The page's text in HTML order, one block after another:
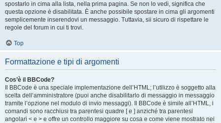
spostarlo in cima alla lista, nella prima pagina. Se non lo vedi, significa che
questa opzione è disabilitata. È anche possibile spostare in cima gli argomenti
semplicemente inserendovi un messaggio. Tuttavia, sii sicuro di rispettare le
regole del forum in cui ti trovi.
Top
Formattazione e tipi di argomenti
Cos’è il BBCode?
Il BBCode è una speciale implementazione dell’HTML; l’utilizzo è soggetto alla
scelta dell’amministratore (puoi anche disabilitarlo di messaggio in messaggio
tramite l’opzione nel modulo di invio messaggi). Il BBCode è simile all’HTML, i
comandi sono racchiusi tra parentesi quadre [ e ] anziché tra parentesi
angolari < e > e offre un controllo maggiore su cosa e come viene mostrato nei